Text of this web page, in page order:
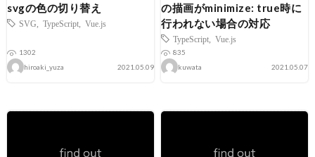
svgの色の切り替え
SVG TypeScript Vue.js
1302
hiroaki_yuza
2021.05.09
の描画がminimize: true時に
行われない場合の対応
TypeScript
Vue.js
835
kuwata
2021.05.07